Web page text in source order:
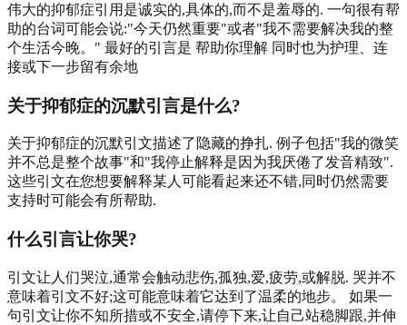
伟大的抑郁症引用是诚实的,具体的,而不是羞辱的. 一句很有帮
助的台词可能会说:"今天仍然重要"或者"我不需要解决我的整
个生活今晚。" 最好的引言是 帮助你理解 同时也为护理、连
接或下一步留有余地
关于抑郁症的沉默引言是什么?
关于抑郁症的沉默引文描述了隐藏的挣扎. 例子包括"我的微笑
并不总是整个故事"和"我停止解释是因为我厌倦了发音精致".
这些引文在您想要解释某人可能看起来还不错,同时仍然需要
支持时可能会有所帮助.
什么引言让你哭?
引文让人们哭泣,通常会触动悲伤,孤独,爱,疲劳,或解脱. 哭并不
意味着引文不好;这可能意味着它达到了温柔的地步。 如果一
句引文让你不知所措或不安全,请停下来,让自己站稳脚跟,并伸